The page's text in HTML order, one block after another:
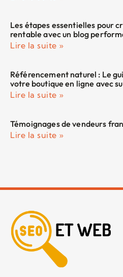
Les étapes essentielles pour
rentable avec un blog
Lire la suite »
Référencement naturel : Le
votre boutique en ligne avec
Lire la suite »
Témoignages de vendeurs
Lire la suite »